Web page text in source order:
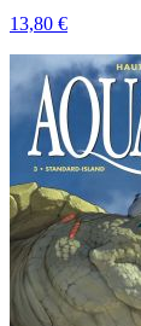
13,80 €